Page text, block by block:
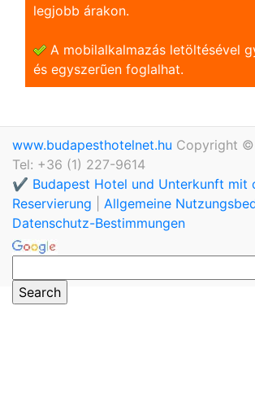
legjobb árakon.
A mobilalkalmazás letöltésével
és egyszerũen foglalhat.
www.budapesthotelnet.hu Copyright
Tel: +36 (1) 227-9614
✔️ Budapest Hotel und Unterkunft mit
Reservierung
Allgemeine
Datenschutz-Bestimmungen